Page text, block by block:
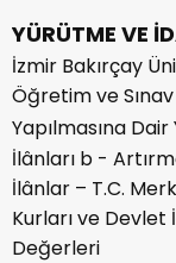
YÜRÜTME VE
İzmir Bakırçay
Öğretim ve
Yapılmasına
İlânları b -
İlânlar – T.C.
Kurları ve
Değerleri